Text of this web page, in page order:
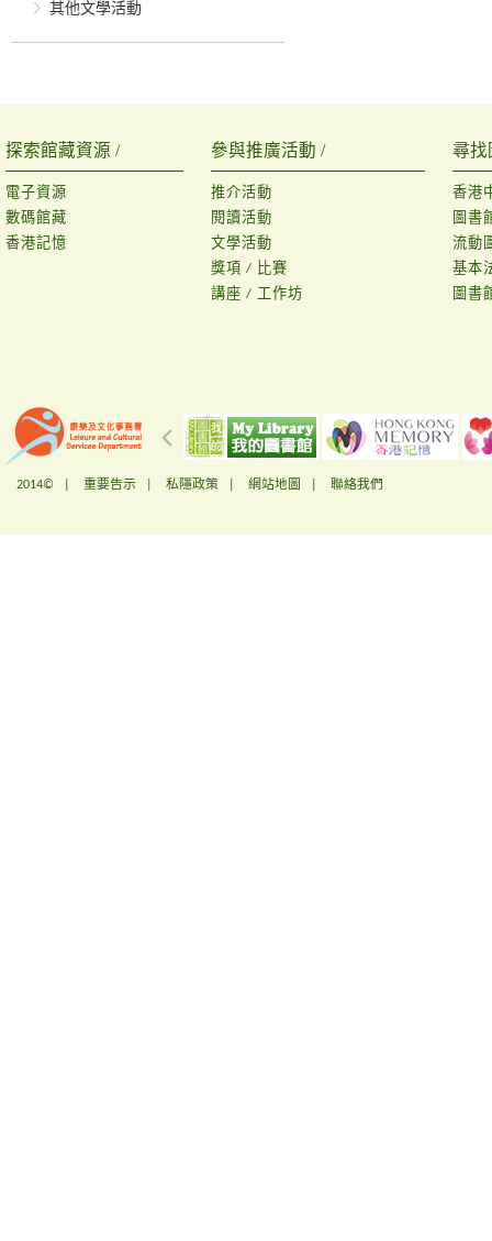
其他文學活動
探索館藏資源 /
電子資源
數碼館藏
香港記憶
參與推廣活動 /
推介活動
閱讀活動
文學活動
獎項 / 比賽
講座 / 工作坊
尋找
香港
圖書
流動
基本
圖書
2014© | 重要告示 私隱政策 網站地圖 聯絡我們